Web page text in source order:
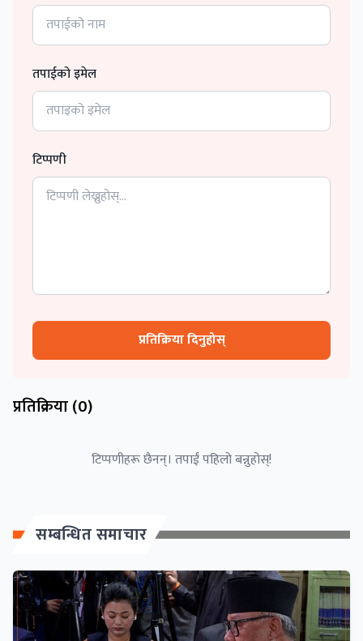
तपाईको इमेल
टिप्पणी
प्रतिक्रिया दिनुहोस्
प्रतिक्रिया (0)
टिप्पणीहरू छैनन्। तपाईं पहिलो बन्नुहोस्!
सम्बन्धित समाचार